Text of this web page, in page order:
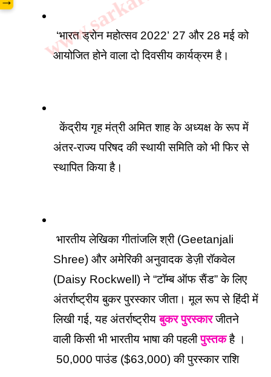
‘भारत ड्रोन महोत्सव 2022’ 27 और 28 मई को
आयोजित होने वाला दो दिवसीय कार्यक्रम है।
केंद्रीय गृह मंत्री अमित शाह के अध्यक्ष के रूप में
अंतर-राज्य परिषद की स्थायी समिति को भी फिर से
स्थापित किया है।
भारतीय लेखिका गीतांजलि श्री (Geetanjali
Shree) और अमेरिकी अनुवादक डेज़ी रॉकवेल
(Daisy Rockwell) ने “टॉम्ब ऑफ सैंड” के लिए
अंतर्राष्ट्रीय बुकर पुरस्कार जीता। मूल रूप से हिंदी में
लिखी गई, यह अंतर्राष्ट्रीय बुकर पुरस्कार जीतने
वाली किसी भी भारतीय भाषा की पहली पुस्तक है ।
50,000 पाउंड ($63,000) की पुरस्कार राशि